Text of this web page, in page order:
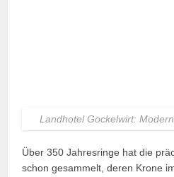
Landhotel Gockelwirt:
Über 350 Jahresringe hat die
schon gesammelt, deren Krone